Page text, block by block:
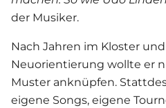
der Musiker.
Nach Jahren im Kloster
Neuorientierung wollte er
Muster anknüpfen.
eigene Songs, eigene